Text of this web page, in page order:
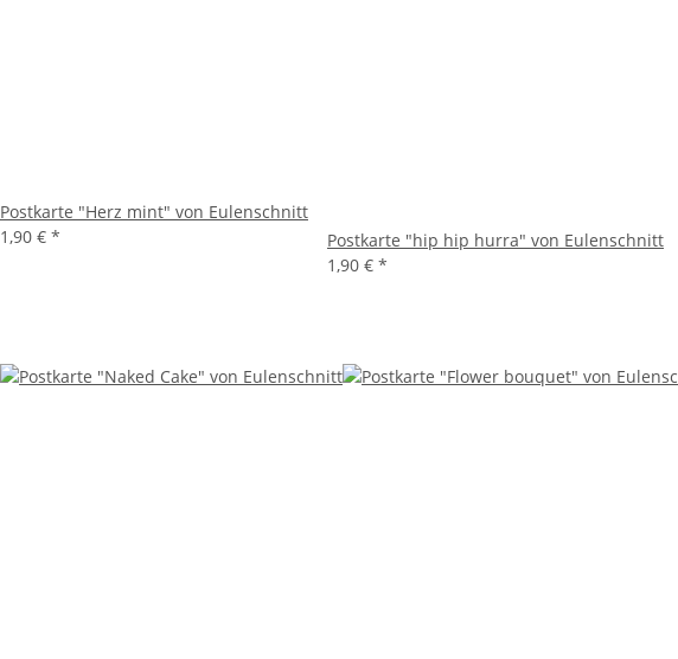
Postkarte "Herz mint" von Eulenschnitt
1,90 € *
Postkarte "hip hip hurra" von Eulenschnitt
1,90 € *